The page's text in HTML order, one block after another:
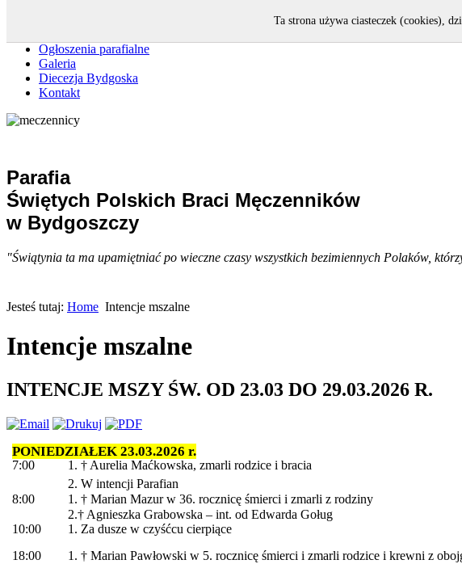
Ogłoszenia parafialne
Galeria
Diecezja Bydgoska
Kontakt
Parafia
Świętych Polskich Braci Męczenników
w Bydgoszczy
"Świątynia ta ma upamiętniać po wieczne czasy wszystkich bezimiennych Polaków,
Jesteś tutaj: Home Intencje mszalne
Intencje mszalne
INTENCJE MSZY ŚW. OD 23.03 DO 29.03.2026 R.
PONIEDZIAŁEK 23.03.2026 r.
7:00
1. † Aurelia Maćkowska, zmarli rodzice i bracia
2. W intencji Parafian
8:00
1. † Marian Mazur w 36. rocznicę śmierci i zmarli z rodziny
2.† Agnieszka Grabowska – int. od Edwarda Goług
10:00
1. Za dusze w czyśćcu cierpiące
18:00
1. † Marian Pawłowski w 5. rocznicę śmierci i zmarli rodzice i krewni z
Ta strona używa ciasteczek (cookies),